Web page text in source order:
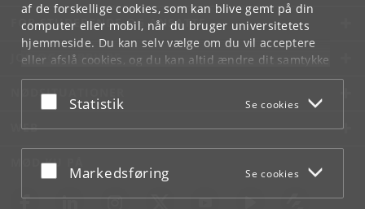
af de forskellige cookies, som kan blive gemt på din
computer eller mobil, når du bruger universitetets
hjemmeside. Du kan selv vælge om du vil acceptere
eller afslå cookies, og du kan altid ændre dit samtykke
underCookie- og privatlivspolitiksom du finder i
bunden af hver side.
Acceptér eller afslå
Statistik Se cookies
Acceptér eller afslå
Markedsføring Se cookies
FOR STUDERENDE OG ANSATTE
JOB OG KARRIERE
NØDSITUATIONER
WEB
MØD KU PÅ